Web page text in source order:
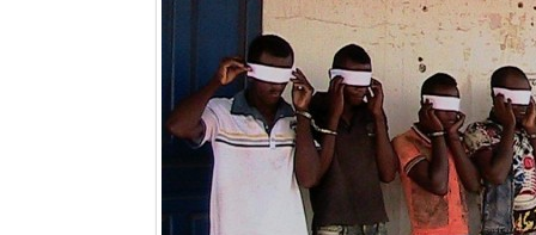
Identifiant oublié ?
Mot de passe oublié ?